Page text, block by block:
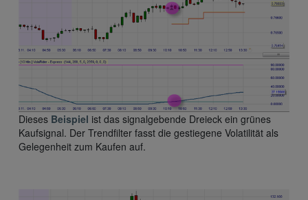
Dieses Beispiel ist das signalgebende Dreieck ein grünes
Kaufsignal. Der Trendfilter fasst die gestiegene Volatilität als
Gelegenheit zum Kaufen auf.